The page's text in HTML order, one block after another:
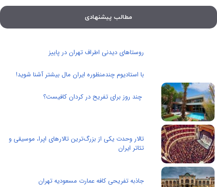
مطالب پیشنهادی
روستاهای دیدنی اطراف تهران در پاییز
با استادیوم چندمنظوره ایران مال بیشتر آشنا شوید!
چند روز برای تفریح در کردان کافیست؟
تالار وحدت یکی از بزرگ‌ترین تالارهای اپرا، موسیقی و
تئاتر ایران
جاذبه تفریحی کافه عمارت مسعودیه تهران